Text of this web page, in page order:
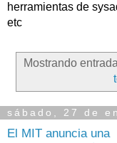
herramientas de
etc
Mostrando
sábado, 27 de
El MIT anuncia una